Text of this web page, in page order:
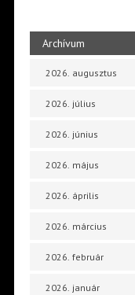
Archívum
2026. augusztus
2026. július
2026. június
2026. május
2026. április
2026. március
2026. február
2026. január